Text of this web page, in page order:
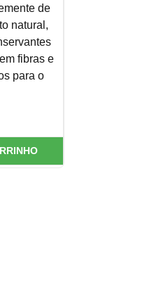
de
natural,
fibras e
para o